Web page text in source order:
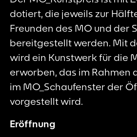
dotiert, die jeweils zur
Freunden des MO und der
bereitgestellt werden. Mit
wird ein Kunstwerk für die
erworben, das im Rahmen
im MO_Schaufenster der
vorgestellt wird.
Eröffnung